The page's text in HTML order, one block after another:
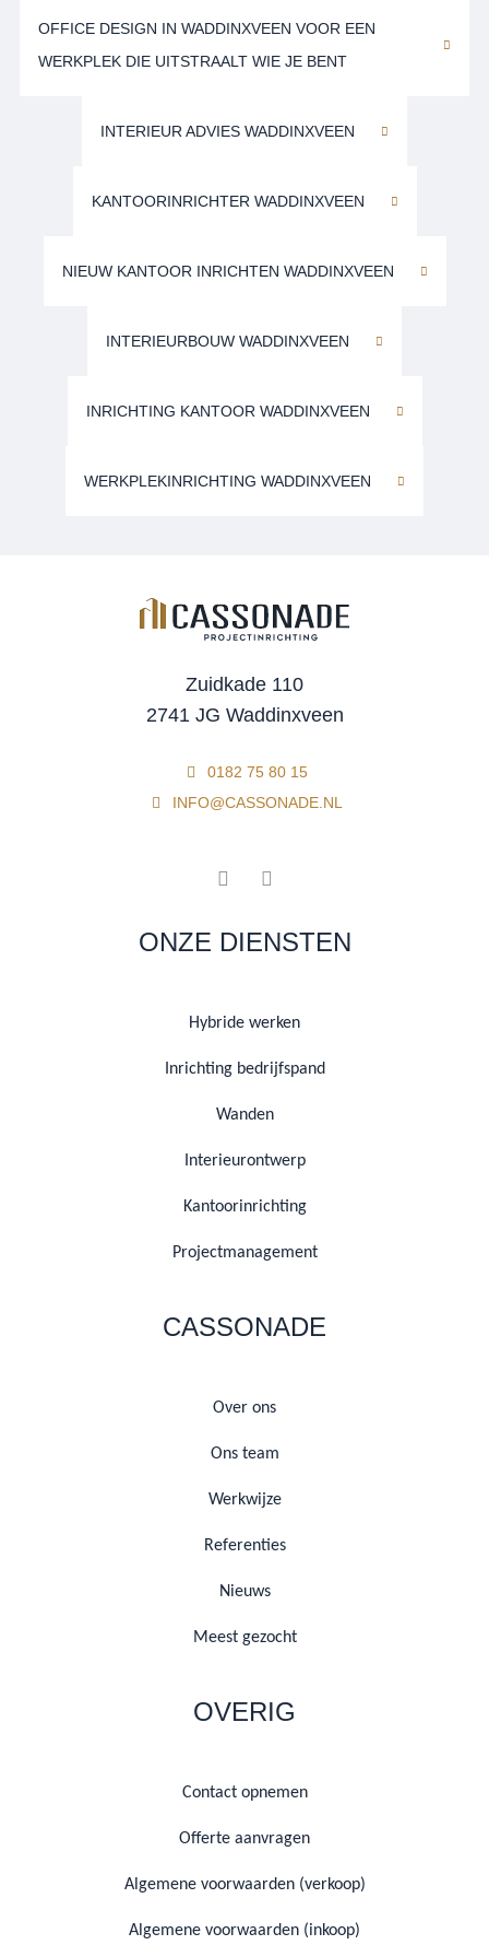
OFFICE DESIGN IN WADDINXVEEN VOOR EEN
WERKPLEK DIE UITSTRAALT WIE JE BENT
INTERIEUR ADVIES WADDINXVEEN
KANTOORINRICHTER WADDINXVEEN
NIEUW KANTOOR INRICHTEN WADDINXVEEN
INTERIEURBOUW WADDINXVEEN
INRICHTING KANTOOR WADDINXVEEN
WERKPLEKINRICHTING WADDINXVEEN
Zuidkade 110
2741 JG Waddinxveen
0182 75 80 15
INFO@CASSONADE.NL
ONZE DIENSTEN
Hybride werken
Inrichting bedrijfspand
Wanden
Interieurontwerp
Kantoorinrichting
Projectmanagement
CASSONADE
Over ons
Ons team
Werkwijze
Referenties
Nieuws
Meest gezocht
OVERIG
Contact opnemen
Offerte aanvragen
Algemene voorwaarden (verkoop)
Algemene voorwaarden (inkoop)